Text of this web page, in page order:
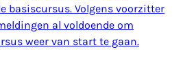
basiscursus. Volgens voorzitter
al voldoende om
weer van start te gaan.